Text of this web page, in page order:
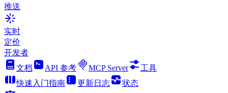
推送
实时
定价
开发者
文档
API 参考 MCP Server
工具
快速入门指南
更新日志
状态